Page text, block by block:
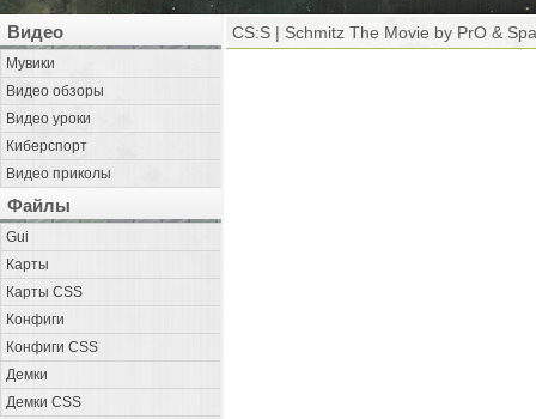
Видео
Мувики
Видео обзоры
Видео уроки
Киберспорт
Видео приколы
Файлы
Gui
Карты
Карты CSS
Конфиги
Конфиги CSS
Демки
Демки CSS
CS:S | Schmitz The Movie by PrO &